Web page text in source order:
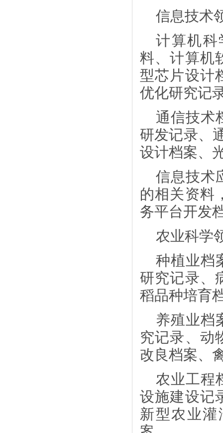
信息技术
计算机科
料、计算机
型芯片设计
优化研究记
通信技术
研发记录、
设计档案、
信息技术
的相关资料
务平台开发
农业科学
种植业档
研究记录、
稻品种培育
养殖业档
究记录、动
改良档案、
农业工程
设施建设记
新型农业